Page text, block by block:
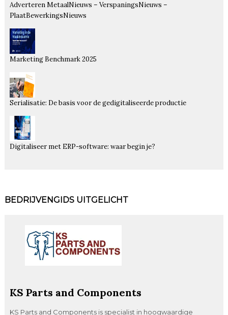
Adverteren MetaalNieuws – VerspaningsNieuws –
PlaatBewerkingsNieuws
Marketing Benchmark 2025
Serialisatie: De basis voor de gedigitaliseerde productie
Digitaliseer met ERP-software: waar begin je?
BEDRIJVENGIDS UITGELICHT
KS Parts and Components
KS Parts and Components is specialist in hoogwaardige